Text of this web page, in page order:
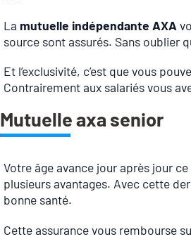
La mutuelle indépendante AXA
source sont assurés. Sans oublier
Et l’exclusivité, c’est que vous
Contrairement aux salariés vous
Mutuelle axa senior
Votre âge avance jour après jour
plusieurs avantages. Avec cette
bonne santé.
Cette assurance vous rembourse